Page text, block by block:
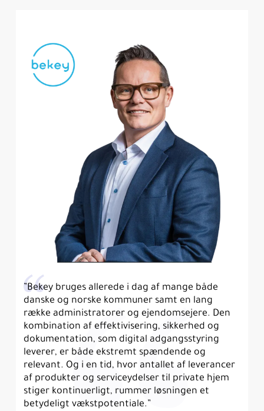
”Bekey bruges allerede i dag af mange både
danske og norske kommuner samt en lang
række administratorer og ejendomsejere. Den
kombination af effektivisering, sikkerhed og
dokumentation, som digital adgangsstyring
leverer, er både ekstremt spændende og
relevant. Og i en tid, hvor antallet af leverancer
af produkter og serviceydelser til private hjem
stiger kontinuerligt, rummer løsningen et
betydeligt vækstpotentiale.”